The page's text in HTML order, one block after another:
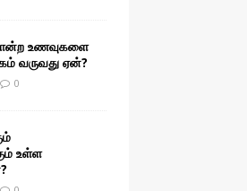
உணவுகளை
வருவது ஏன்?
0
உள்ள